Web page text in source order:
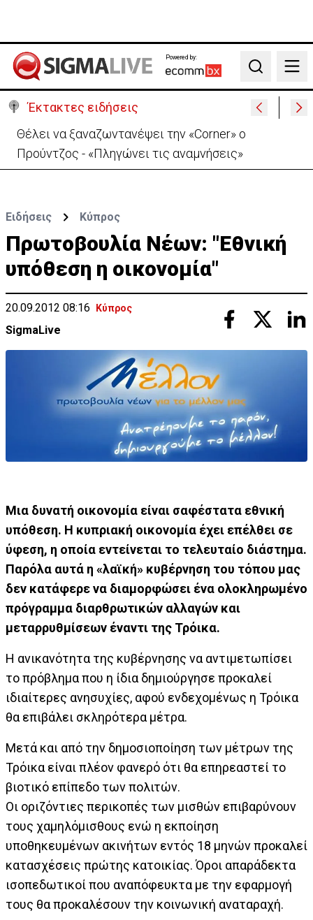
Powered by:
Search
Έκτακτες ειδήσεις
Θέλει να ξαναζωντανέψει την «Corner» o
Προύντζος - «Πληγώνει τις αναμνήσεις»
Ειδήσεις Κύπρος
Πρωτοβουλία Νέων: "Εθνική
υπόθεση η οικονομία"
20.09.2012 08:16 Κύπρος
SigmaLive
Μια δυνατή οικονομία είναι σαφέστατα εθνική
υπόθεση. Η κυπριακή οικονομία έχει επέλθει σε
ύφεση, η οποία εντείνεται το τελευταίο διάστημα.
Παρόλα αυτά η «λαϊκή» κυβέρνηση του τόπου μας
δεν κατάφερε να διαμορφώσει ένα ολοκληρωμένο
πρόγραμμα διαρθρωτικών αλλαγών και
μεταρρυθμίσεων έναντι της Τρόικα.
Η ανικανότητα της κυβέρνησης να αντιμετωπίσει
το πρόβλημα που η ίδια δημιούργησε προκαλεί
ιδιαίτερες ανησυχίες, αφού ενδεχομένως η Τρόικα
θα επιβάλει σκληρότερα μέτρα.
Μετά και από την δημοσιοποίηση των μέτρων της
Τρόικα είναι πλέον φανερό ότι θα επηρεαστεί το
βιοτικό επίπεδο των πολιτών.
Οι οριζόντιες περικοπές των μισθών επιβαρύνουν
τους χαμηλόμισθους ενώ η εκποίηση
υποθηκευμένων ακινήτων εντός 18 μηνών προκαλεί
κατασχέσεις πρώτης κατοικίας. Όροι απαράδεκτα
ισοπεδωτικοί που αναπόφευκτα με την εφαρμογή
τους θα προκαλέσουν την κοινωνική αναταραχή.